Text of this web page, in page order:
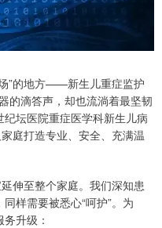
”的地方——新生儿重症监护
的滴答声，却也流淌着最坚韧
坛医院重症医学科新生儿病
庭打造专业、安全、充满温
伸至整个家庭。我们深知患
样需要被悉心“呵护”。为
升级：